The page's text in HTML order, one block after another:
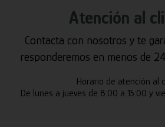
Atención al
Contacta con nosotros y te
responderemos en menos de
Horario de atención al
De lunes a jueves de 8:00 a 15:00 y